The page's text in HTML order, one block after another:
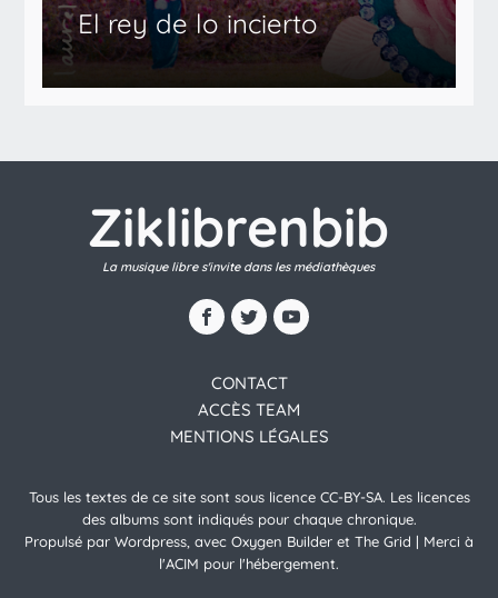
El rey de lo incierto
Ziklibrenbib
La musique libre s'invite dans les médiathèques
CONTACT
ACCÈS TEAM
MENTIONS LÉGALES
Tous les textes de ce site sont sous licence CC-BY-SA. Les licences
des albums sont indiqués pour chaque chronique.
Propulsé par Wordpress, avec Oxygen Builder et The Grid | Merci à
l'ACIM pour l'hébergement.